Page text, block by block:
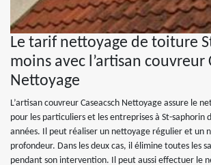
Le tarif nettoyage de toiture
moins avec l’artisan couvreur
Nettoyage
L’artisan couvreur Caseacsch Nettoyage assure le
pour les particuliers et les entreprises à St-saphorin
années. Il peut réaliser un nettoyage régulier et un
profondeur. Dans les deux cas, il élimine toutes les
pendant son intervention. Il peut aussi effectuer le